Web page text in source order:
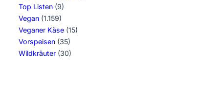
Top Listen (9)
Vegan (1.159)
Veganer Käse (15)
Vorspeisen (35)
Wildkräuter (30)